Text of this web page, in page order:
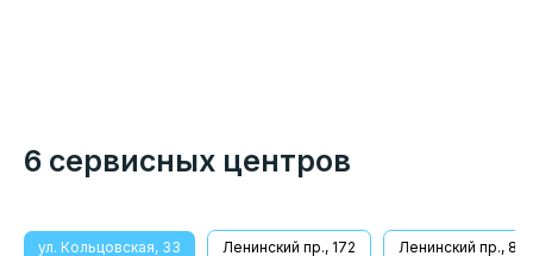
6 сервисных центров
ул. Кольцовская, 33 Ленинский пр., 172 Ленинский пр., 8/1